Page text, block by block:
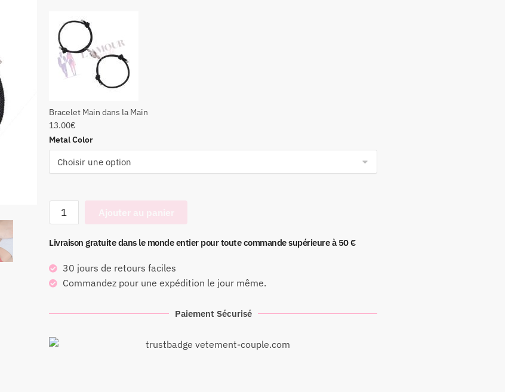
Bracelet Main dans la Main
13.00€
Metal Color
Ajouter au panier
Livraison gratuite dans le monde entier pour toute commande supérieure à 50 €
30 jours de retours faciles
Commandez pour une expédition le jour même.
Paiement Sécurisé